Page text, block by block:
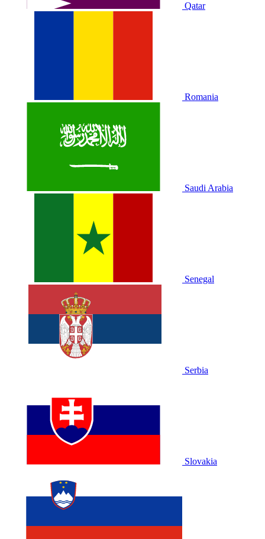
Qatar
Romania
Saudi Arabia
Senegal
Serbia
Slovakia